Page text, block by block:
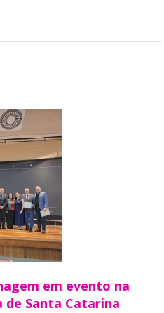
em evento na
de Santa Catarina